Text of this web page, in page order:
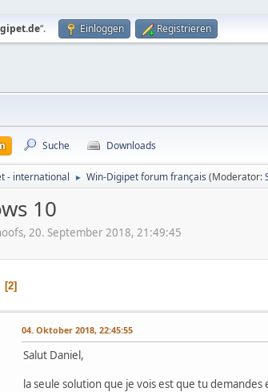
“. Einloggen Registrieren
Suche Downloads
- international ► Win-Digipet forum français (Moderator:
10
20. September 2018, 21:49:45
2
04. Oktober 2018, 22:45:55
Salut Daniel,
la seule solution que je vois est que tu